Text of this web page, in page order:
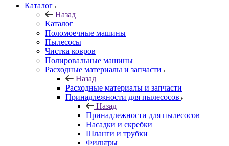
Каталог
Назад
Каталог
Поломоечные машины
Пылесосы
Чистка ковров
Полировальные машины
Расходные материалы и запчасти
Назад
Расходные материалы и запчасти
Принадлежности для пылесосов
Назад
Принадлежности для пылесосов
Насадки и скребки
Шланги и трубки
Фильтры